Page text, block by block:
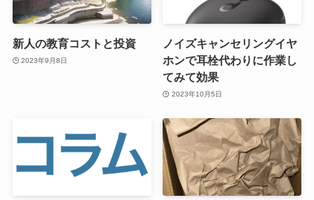
新人の教育コストと投資
2023年9月8日
ノイズキャンセリングイヤ
ホンで耳栓代わりに作業し
てみて効果
2023年10月5日